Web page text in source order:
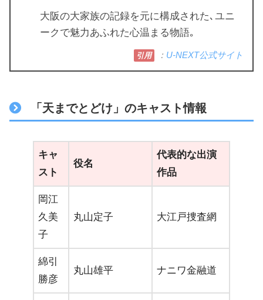
大阪の大家族の記録を元に構成された､ユニ
ークで魅力あふれた心温まる物語｡
引用 ： U-NEXT公式サイト
「天までとどけ」のキャスト情報
キャ
スト
役名
代表的な出演
作品
岡江
久美
子
丸山定子 大江戸捜査網
綿引
勝彦
丸山雄平 ナニワ金融道